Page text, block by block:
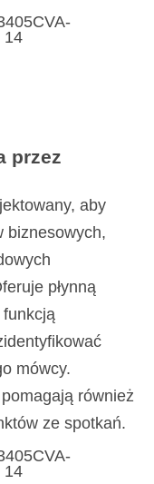
przez
aby
biznesowych,
płynną
funkcją
mówcy.
również
ze spotkań.